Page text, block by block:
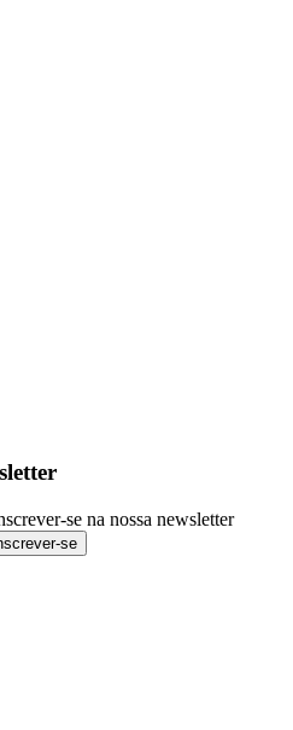
se na nossa newsletter
se